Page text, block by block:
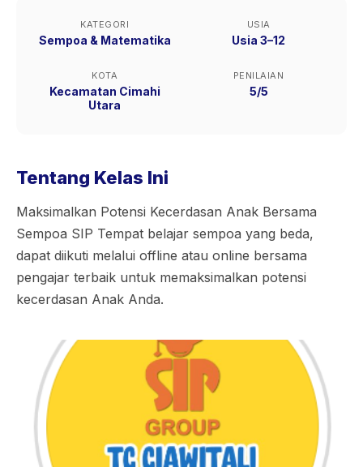
KATEGORI
Sempoa & Matematika
USIA
Usia 3–12
KOTA
Kecamatan Cimahi
Utara
PENILAIAN
5/5
Tentang Kelas Ini
Maksimalkan Potensi Kecerdasan Anak Bersama
Sempoa SIP Tempat belajar sempoa yang beda,
dapat diikuti melalui offline atau online bersama
pengajar terbaik untuk memaksimalkan potensi
kecerdasan Anak Anda.